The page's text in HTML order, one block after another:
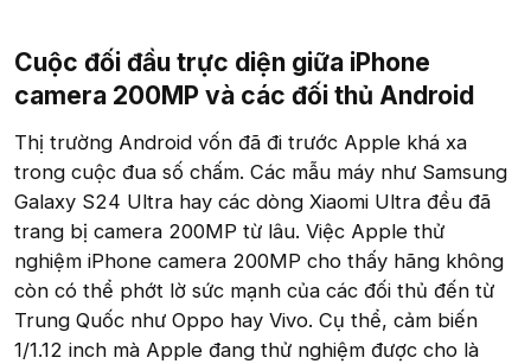
Cuộc đối đầu trực diện giữa iPhone
camera 200MP và các đối thủ Android​
Thị trường Android vốn đã đi trước Apple khá xa
trong cuộc đua số chấm. Các mẫu máy như Samsung
Galaxy S24 Ultra hay các dòng Xiaomi Ultra đều đã
trang bị camera 200MP từ lâu. Việc Apple thử
nghiệm iPhone camera 200MP cho thấy hãng không
còn có thể phớt lờ sức mạnh của các đối thủ đến từ
Trung Quốc như Oppo hay Vivo. Cụ thể, cảm biến
1/1.12 inch mà Apple đang thử nghiệm được cho là